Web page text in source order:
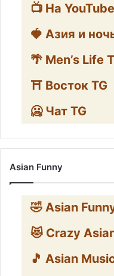
📺 На YouTube
🍓 Азия и
🌴 Men’s Life
⛩️ Восток TG
🥶 Чат TG
Asian Funny
🤣 Asian
😻 Crazy
🎵 Asian